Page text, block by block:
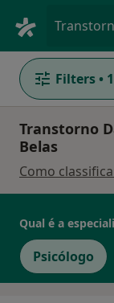
Filters • 1
Transtorno
Belas
Como
Qual é a
Psicólogo